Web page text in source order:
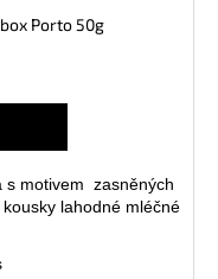
Porto 50g
s motivem zasněných
lahodné mléčné